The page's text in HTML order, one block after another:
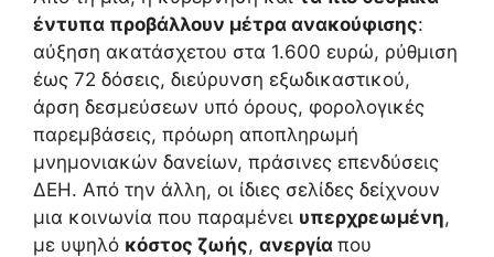
έντυπα προβάλλουν μέτρα ανακούφισης:
αύξηση ακατάσχετου στα 1.600 ευρώ, ρύθμιση
έως 72 δόσεις, διεύρυνση εξωδικαστικού,
άρση δεσμεύσεων υπό όρους, φορολογικές
παρεμβάσεις, πρόωρη αποπληρωμή
μνημονιακών δανείων, πράσινες επενδύσεις
ΔΕΗ. Από την άλλη, οι ίδιες σελίδες δείχνουν
μια κοινωνία που παραμένει υπερχρεωμένη,
με υψηλό κόστος ζωής, ανεργία που